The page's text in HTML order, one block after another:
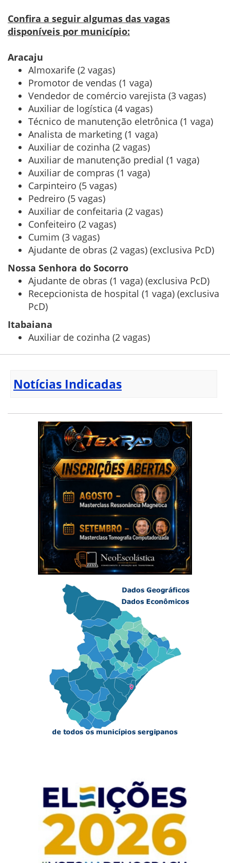
Confira a seguir algumas das vagas
disponíveis por município:
Aracaju
Almoxarife (2 vagas)
Promotor de vendas (1 vaga)
Vendedor de comércio varejista (3 vagas)
Auxiliar de logística (4 vagas)
Técnico de manutenção eletrônica (1 vaga)
Analista de marketing (1 vaga)
Auxiliar de cozinha (2 vagas)
Auxiliar de manutenção predial (1 vaga)
Auxiliar de compras (1 vaga)
Carpinteiro (5 vagas)
Pedreiro (5 vagas)
Auxiliar de confeitaria (2 vagas)
Confeiteiro (2 vagas)
Cumim (3 vagas)
Ajudante de obras (2 vagas) (exclusiva PcD)
Nossa Senhora do Socorro
Ajudante de obras (1 vaga) (exclusiva PcD)
Recepcionista de hospital (1 vaga) (exclusiva
PcD)
Itabaiana
Auxiliar de cozinha (2 vagas)
Notícias Indicadas